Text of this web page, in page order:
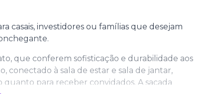
casais, investidores ou famílias que desejam
que conferem sofisticação e durabilidade aos
à sala de estar e sala de jantar,
para receber convidados. A sacada